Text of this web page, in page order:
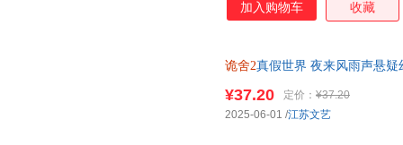
加入购物车 收藏
诡舍2真假世界 夜来风雨声悬
¥37.20 定价： ¥37.20
2025-06-01 /江苏文艺